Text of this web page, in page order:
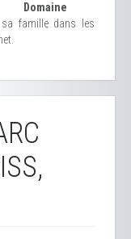
Domaine
famille dans les